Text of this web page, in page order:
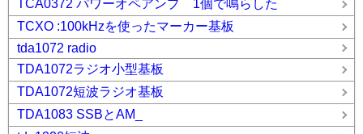
TCA0372 パワーオペアンプ 1個で鳴らした
TCXO :100kHzを使ったマーカー基板
tda1072 radio
TDA1072ラジオ小型基板
TDA1072短波ラジオ基板
TDA1083 SSBとAM_